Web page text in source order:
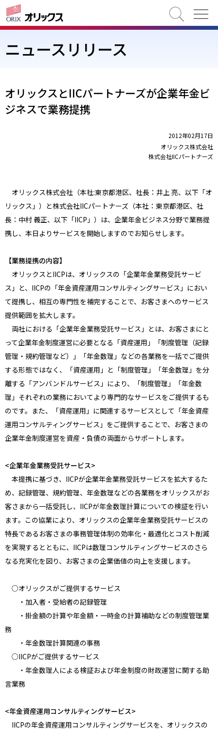
検索
ニュースリリース
オリックスとIICパートナーズが企業年金ビ
ジネスで業務提携
2012年02月17日
オリックス株式会社
株式会社IICパートナーズ
オリックス株式会社（本社:東京都港区、社長：井上 亮、以下「オ
リックス」）と株式会社IICパートナーズ（本社：東京都港区、社
長：中村 義正、以下「IICP」）は、企業年金ビジネス分野で業務提
携し、本日よりサービスを開始しますのでお知らせします。
【業務提携の内容】
オリックスとIICPは、オリックスの「企業年金業務受託サービ
ス」と、IICPの「年金資産運用コンサルティングサービス」におい
て提携し、相互の専門性を補完することで、お客さまへのサービス
提供範囲を拡大します。
両社における「企業年金業務受託サービス」とは、お客さまにと
って企業年金制度運営に必要となる「資産運用」「制度管理（記録
管理・規約管理など）」「年金数理」などの各業務を一括でご提供
する形態ではなく、「資産運用」と「制度管理」「年金数理」を分
離する「アンバンドルサービス」により、「制度管理」「年金数
理」それぞれの業務においてより専門的なサービスをご提供するも
のです。また、「資産運用」に関連するサービスとして「年金資産
運用コンサルティングサービス」をご提供することで、お客さまの
企業年金制度運営を資産・負債の両面からサポートします。
<企業年金業務受託サービス>
本提携に基づき、IICPが企業年金業務受託サービスを拡大するた
め、記録管理、規約管理、年金数理などの各業務をオリックスがお
客さまから一括受託し、IICPが年金数理計算についての検証を行い
ます。この協業により、オリックスの企業年金業務受託サービスの
特長であるお客さまの事務管理体制の効率化・最適化とコスト削減
を実現するとともに、IICPは数理コンサルティングサービスのさら
なる充実化を図り、お客さまの企業価値の向上を支援します。
○オリックスがご提供するサービス
・加入者・受給者の記録管理
・掛金額の計算や年金額・一時金の計算補助などの制度管理業
務
・年金数理計算関連の事務
○IICPがご提供するサービス
・年金数理人による検証および年金制度の財政運営に関する助
言業務
<年金資産運用コンサルティングサービス>
IICPの年金資産運用コンサルティングサービスを、オリックスの